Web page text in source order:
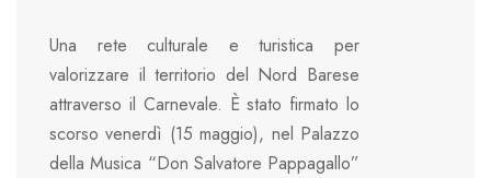
Una rete culturale e turistica per
valorizzare il territorio del Nord Barese
attraverso il Carnevale. È stato firmato lo
scorso venerdì (15 maggio), nel Palazzo
della Musica “Don Salvatore Pappagallo”